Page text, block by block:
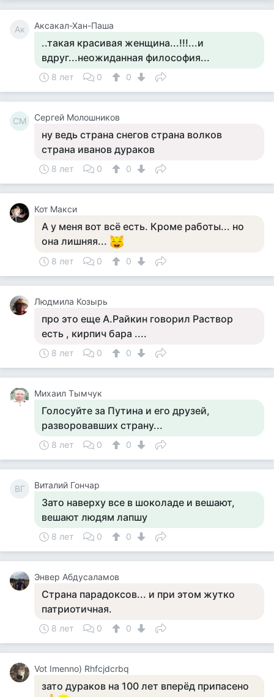
Ак Аксакал-Хан-Паша
..такая красивая женщина...!!!...и
вдруг...неожиданная философия...
8 лет 0 0
СМ Сергей Молошников
ну ведь страна снегов страна волков
страна иванов дураков
8 лет 0 0
Кот Макси
А у меня вот всё есть. Кроме работы... но
она лишняя...
8 лет 0 0
Людмила Козырь
про это еще А.Райкин говорил Раствор
есть , кирпич бара ....
8 лет 0 0
Михаил Тымчук
Голосуйте за Путина и его друзей,
разворовавших страну...
8 лет 0 0
ВГ Виталий Гончар
Зато наверху все в шоколаде и вешают,
вешают людям лапшу
8 лет 0 0
Энвер Абдусаламов
Страна парадоксов... и при этом жутко
патриотичная.
8 лет 0 0
Vot Imenno) Rhfcjdcrbq
зато дураков на 100 лет вперёд припасено